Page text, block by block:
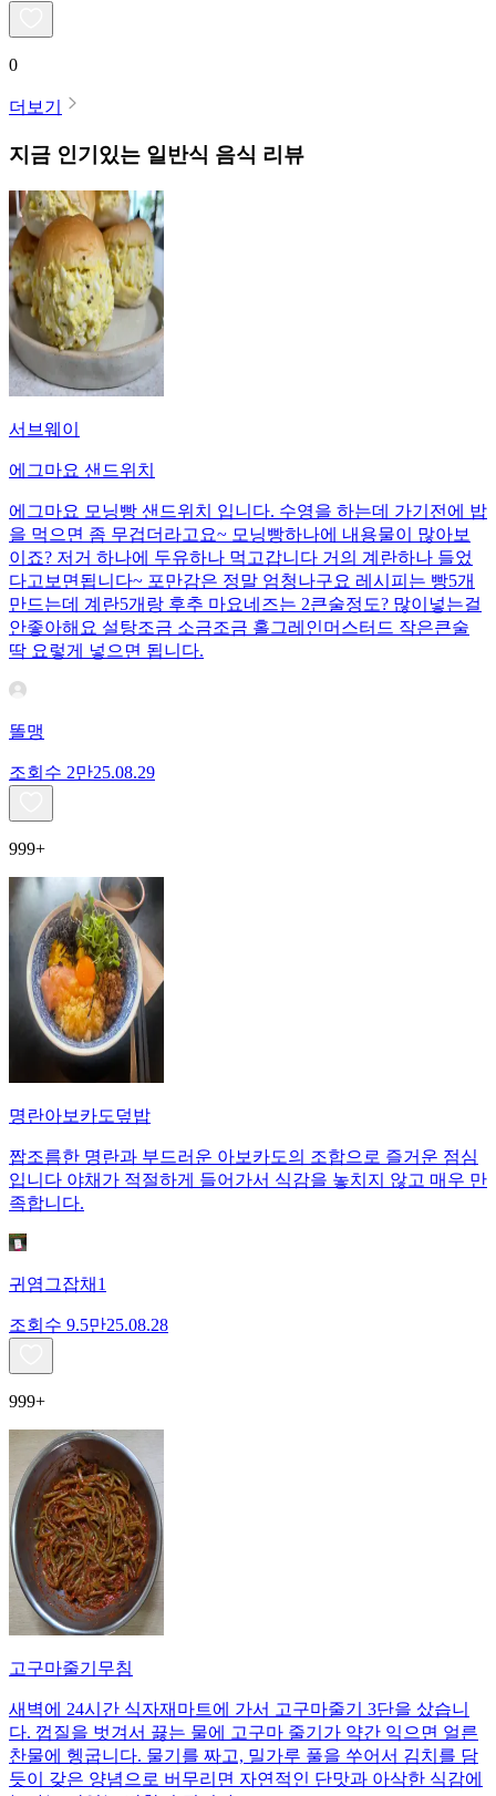
0
더보기
지금 인기있는 일반식 음식 리뷰
서브웨이
에그마요 샌드위치
에그마요 모닝빵 샌드위치 입니다. 수영을 하는데 가기전에 밥
을 먹으면 좀 무겁더라고요~ 모닝빵하나에 내용물이 많아보
이죠? 저거 하나에 두유하나 먹고갑니다 거의 계란하나 들었
다고보면됩니다~ 포만감은 정말 엄청나구요 레시피는 빵5개
만드는데 계란5개랑 후추 마요네즈는 2큰술정도? 많이넣는걸
안좋아해요 설탕조금 소금조금 홀그레인머스터드 작은큰술
딱 요렇게 넣으면 됩니다.
똘맹
조회수 2만25.08.29
999+
명란아보카도덮밥
짭조름한 명란과 부드러운 아보카도의 조합으로 즐거운 점심
입니다 야채가 적절하게 들어가서 식감을 놓치지 않고 매우 만
족합니다.
귀염그잡채1
조회수 9.5만25.08.28
999+
고구마줄기무침
새벽에 24시간 식자재마트에 가서 고구마줄기 3단을 샀습니
다. 껍질을 벗겨서 끓는 물에 고구마 줄기가 약간 익으면 얼른
찬물에 헹굽니다. 물기를 짜고, 밀가루 풀을 쑤어서 김치를 담
듯이 갖은 양념으로 버무리면 자연적인 단맛과 아삭한 식감에